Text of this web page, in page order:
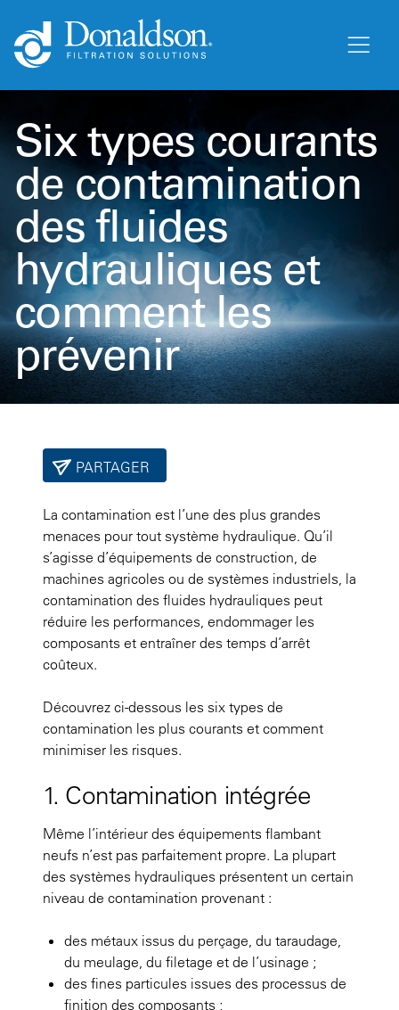
Six types courants
de contamination
des fluides
hydrauliques et
comment les
prévenir
PARTAGER
La contamination est l’une des plus grandes
menaces pour tout système hydraulique. Qu’il
s’agisse d’équipements de construction, de
machines agricoles ou de systèmes industriels, la
contamination des fluides hydrauliques peut
réduire les performances, endommager les
composants et entraîner des temps d’arrêt
coûteux.
Découvrez ci-dessous les six types de
contamination les plus courants et comment
minimiser les risques.
1. Contamination intégrée
Même l’intérieur des équipements flambant
neufs n’est pas parfaitement propre. La plupart
des systèmes hydrauliques présentent un certain
niveau de contamination provenant :
des métaux issus du perçage, du taraudage,
du meulage, du filetage et de l’usinage ;
des fines particules issues des processus de
finition des composants ;